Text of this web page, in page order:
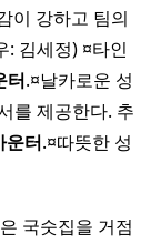
이 강하고 팀의
: 김세정) ¤타인
터.¤날카로운 성
를 제공한다. 추
운터.¤따뜻한 성
국숫집을 거점